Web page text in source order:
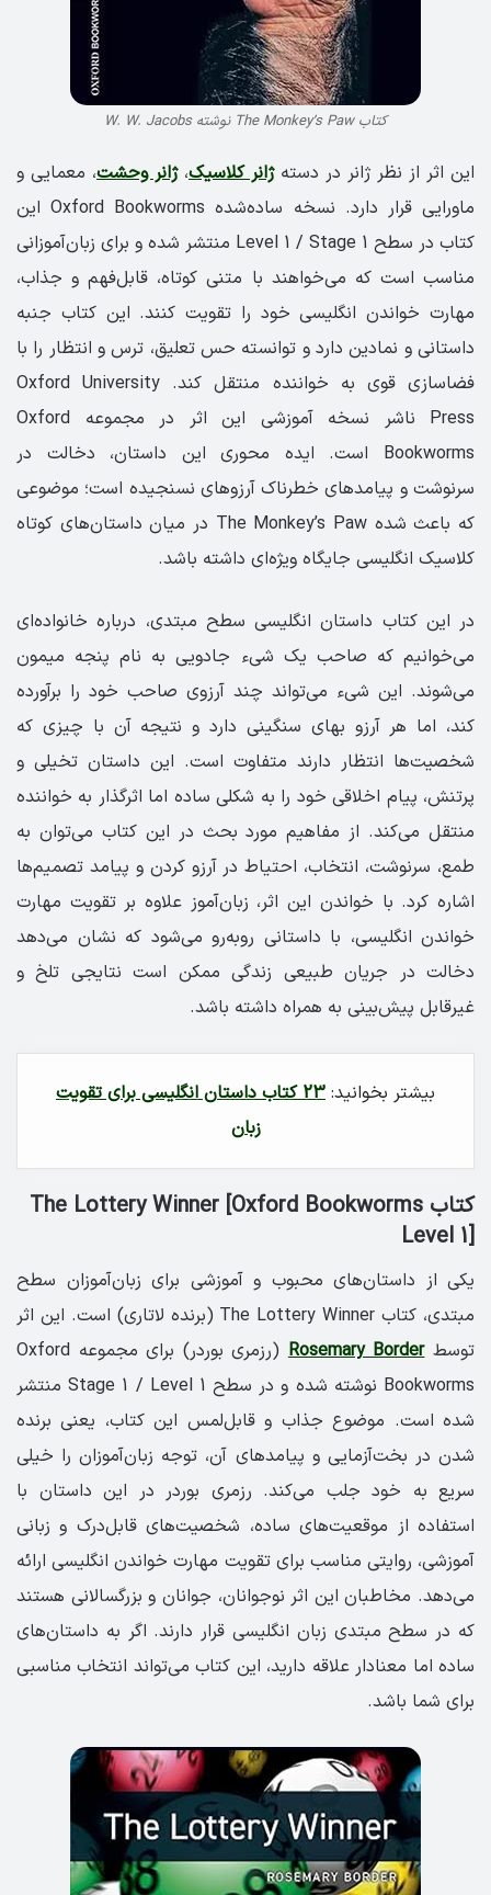
کتاب The Monkey’s Paw نوشته W. W. Jacobs
این اثر از نظر ژانر در دستهژانر کلاسیک،ژانر وحشت، معمایی و
ماورایی قرار دارد. نسخه ساده‌شده Oxford Bookworms این
کتاب در سطح Level 1 / Stage 1 منتشر شده و برای زبان‌آموزانی
مناسب است که می‌خواهند با متنی کوتاه، قابل‌فهم و جذاب،
مهارت خواندن انگلیسی خود را تقویت کنند. این کتاب جنبه
داستانی و نمادین دارد و توانسته حس تعلیق، ترس و انتظار را با
فضاسازی قوی به خواننده منتقل کند. Oxford University
Press ناشر نسخه آموزشی این اثر در مجموعه Oxford
Bookworms است. ایده محوری این داستان، دخالت در
سرنوشت و پیامدهای خطرناک آرزوهای نسنجیده است؛ موضوعی
که باعث شده The Monkey’s Paw در میان داستان‌های کوتاه
کلاسیک انگلیسی جایگاه ویژه‌ای داشته باشد.
در این کتاب داستان انگلیسی سطح مبتدی، درباره خانواده‌ای
می‌خوانیم که صاحب یک شیء جادویی به نام پنجه میمون
می‌شوند. این شیء می‌تواند چند آرزوی صاحب خود را برآورده
کند، اما هر آرزو بهای سنگینی دارد و نتیجه آن با چیزی که
شخصیت‌ها انتظار دارند متفاوت است. این داستان تخیلی و
پرتنش، پیام اخلاقی خود را به شکلی ساده اما اثرگذار به خواننده
منتقل می‌کند. از مفاهیم مورد بحث در این کتاب می‌توان به
طمع، سرنوشت، انتخاب، احتیاط در آرزو کردن و پیامد تصمیم‌ها
اشاره کرد. با خواندن این اثر، زبان‌آموز علاوه بر تقویت مهارت
خواندن انگلیسی، با داستانی روبه‌رو می‌شود که نشان می‌دهد
دخالت در جریان طبیعی زندگی ممکن است نتایجی تلخ و
غیرقابل پیش‌بینی به همراه داشته باشد.
بیشتر بخوانید:
23 کتاب داستان انگلیسی برای تقویت
زبان
کتاب The Lottery Winner [Oxford Bookworms
Level 1]
یکی از داستان‌های محبوب و آموزشی برای زبان‌آموزان سطح
مبتدی، کتاب The Lottery Winner (برنده لاتاری) است. این اثر
توسطRosemary Border
(رزمری بوردر) برای مجموعه Oxford
Bookworms نوشته شده و در سطح Stage 1 / Level 1 منتشر
شده است. موضوع جذاب و قابل‌لمس این کتاب، یعنی برنده
شدن در بخت‌آزمایی و پیامدهای آن، توجه زبان‌آموزان را خیلی
سریع به خود جلب می‌کند. رزمری بوردر در این داستان با
استفاده از موقعیت‌های ساده، شخصیت‌های قابل‌درک و زبانی
آموزشی، روایتی مناسب برای تقویت مهارت خواندن انگلیسی ارائه
می‌دهد. مخاطبان این اثر نوجوانان، جوانان و بزرگسالانی هستند
که در سطح مبتدی زبان انگلیسی قرار دارند. اگر به داستان‌های
ساده اما معنادار علاقه دارید، این کتاب می‌تواند انتخاب مناسبی
برای شما باشد.